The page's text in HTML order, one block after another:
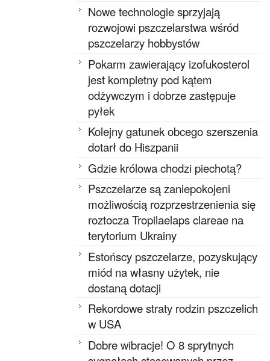
Nowe technologie sprzyjają
rozwojowi pszczelarstwa wśród
pszczelarzy hobbystów
Pokarm zawierający izofukosterol
jest kompletny pod kątem
odżywczym i dobrze zastępuje
pyłek
Kolejny gatunek obcego szerszenia
dotarł do Hiszpanii
Gdzie królowa chodzi piechotą?
Pszczelarze są zaniepokojeni
możliwością rozprzestrzenienia się
roztocza Tropilaelaps clareae na
terytorium Ukrainy
Estońscy pszczelarze, pozyskujący
miód na własny użytek, nie
dostaną dotacji
Rekordowe straty rodzin pszczelich
w USA
Dobre wibracje! O 8 sprytnych